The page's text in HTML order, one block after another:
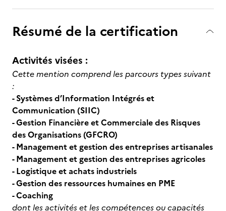
Résumé de la certification
Activités visées :
Cette mention comprend les parcours types suivant
:
- Systèmes d’Information Intégrés et
Communication (SIIC)
- Gestion Financière et Commerciale des Risques
des Organisations (GFCRO)
- Management et gestion des entreprises artisanales
- Management et gestion des entreprises agricoles
- Logistique et achats industriels
- Gestion des ressources humaines en PME
- Coaching
dont les activités et les compétences ou capacités